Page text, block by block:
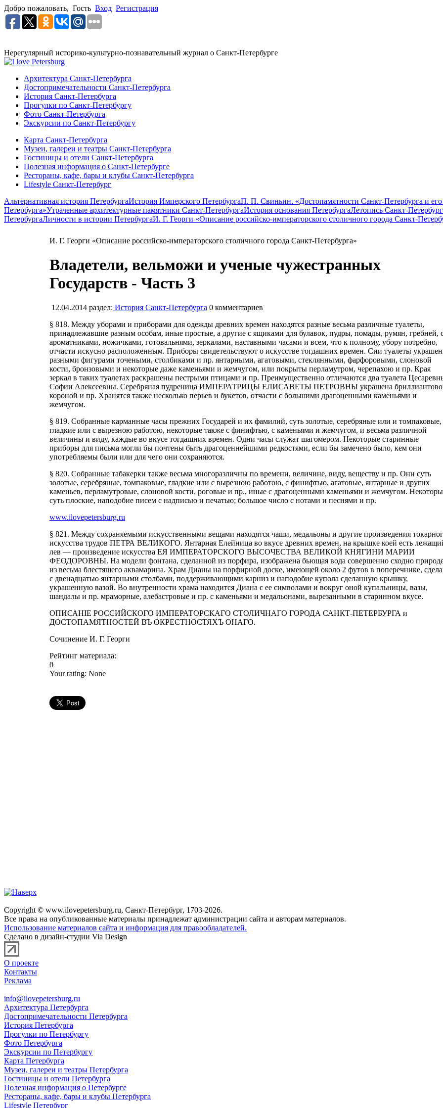
Добро пожаловать, Гость Вход Регистрация
Нерегулярный историко-культурно-познавательный журнал о Санкт-Петербурге
Архитектура Санкт-Петербурга
Достопримечательности Санкт-Петербурга
История Санкт-Петербурга
Прогулки по Санкт-Петербургу
Фото Санкт-Петербурга
Экскурсии по Санкт-Петербургу
Карта Санкт-Петербурга
Музеи, галереи и театры Санкт-Петербурга
Гостиницы и отели Санкт-Петербурга
Полезная информация о Санкт-Петербурге
Рестораны, кафе, бары и клубы Санкт-Петербурга
Lifestyle Санкт-Петербург
Альтернативная история ПетербургаИстория Имперского ПетербургаП. П. Свиньин. «Достопамятности Санкт-Петербурга и его
Петербурга»Утраченные архитектурные памятники Санкт-ПетербургаИстория основания ПетербургаЛетопись Санкт-
ПетербургаЛичности в истории ПетербургаИ. Г. Георги «Описание российско-императорского столичного города Санкт-
И. Г. Георги «Описание российско-императорского столичного города Санкт-Петербурга»
Владетели, вельможи и ученые чужестранных
Государств - Часть 3
12.04.2014 раздел: История Санкт-Петербурга 0 комментариев
§ 818. Между уборами и приборами для одежды древних времен находятся разные весьма различные туалеты,
принадлежавшие разным особам, иные простые, а другие с ящиками для булавок, пудры, помады, румян, гребней,
ароматниками, ножичками, готовальнями, зеркалами, наставными часами и всем, что к полному, убору потребно,
отчасти искусно расположенным. Приборы свидетельствуют о искусстве тогдашних времен. Сии туалеты
разными фигурами точеными, столбиками и пр. янтарными, агатовыми, стеклянными, фарфоровыми, слоновой
кости, бронзовыми и некоторые даже каменьями и жемчугом, или покрыты перламутром, черепахою и пр. Края
зеркал в таких туалетах раскрашены пестрыми птицами и пр. Преимущественно отличаются два туалета
Софии Алексеевны. Серебряная пудреница ИМПЕРАТРИЦЫ ЕЛИСАВЕТЫ ПЕТРОВНЫ украшена
короной и пр. Хранятся также несколько перьев и букетов, отчасти с большими драгоценными каменьями и
жемчугом.
§ 819. Собранные карманные часы прежних Государей и их фамилий, суть золотые, серебряные или и томпаковые,
гладкие или с вырезною работою, некоторые также с финифтью, с каменьями и жемчугом, и весьма различной
величины и виду, каждые во вкусе тогдашних времен. Одни часы служат шагомером. Некоторые старинные
приборы для письма могли бы почтены быть драгоценнейшими редкостями, если бы замечено было, кем они
употребляемы были или для чего они сохраняются.
§ 820. Собранные табакерки также весьма многоразличны по времени, величине, виду, веществу и пр. Они суть
золотые, серебряные, томпаковые, гладкие или с вырезною работою, с финифтью, агатовые, янтарные и других
каменьев, перламутровые, слоновой кости, роговые и пр., иные с драгоценными каменьями и жемчугом.
суть плоские, наподобие писем с надписью и печатью; большое число с нотами и песнями и пр.
www.ilovepetersburg.ru
§ 821. Между сохраняемыми искусственными вещами находятся чаши, медальоны и другие произведения
искусства трудов ПЕТРА ВЕЛИКОГО. Янтарная Елейница во вкусе древних времен, на крышке коей есть
лев — произведение искусства ЕЯ ИМПЕРАТОРСКОГО ВЫСОЧЕСТВА ВЕЛИКОЙ КНЯГИНИ МАРИИ
ФЕОДОРОВНЫ. На модели фонтана, сделанной из порфира, изображена бьющая вода совершенно сходно
из весьма блестящего аквамарина. Храм Дианы на порфирной доске, имеющей около 2 футов в поперечнике,
с двенадцатью янтарными столбами, поддерживающими карниз и наподобие купола сделанную крышку,
украшенную вазой. Во внутренности храма находится Диана с ее символами и вокруг оной купальницы, вазы,
шандалы и пр. мраморные, алебастровые и пр. с каменьями и медальонами, вырезанными в старинном вкусе.
ОПИСАНIЕ РОССИЙСКОГО ИМПЕРАТОРСКАГО СТОЛИЧНАГО ГОРОДА САНКТ-ПЕТЕРБУРГА и
ДОСТОПАМЯТНОСТЕЙ ВЪ ОКРЕСТНОСТЯХЪ ОНАГО.
Сочинение И. Г. Георги
Рейтинг материала:
0
Your rating: None
Copyright © www.ilovepetersburg.ru, Санкт-Петербург, 1703-2026.
Все права на опубликованные материалы принадлежат администрации сайта и авторам материалов.
Использование материалов сайта и информация для правообладателей.
Сделано в дизайн-студии Via Design
О проекте
Контакты
Реклама
info@ilovepetersburg.ru
Архитектура Петербурга
Достопримечательности Петербурга
История Петербурга
Прогулки по Петербургу
Фото Петербурга
Экскурсии по Петербургу
Карта Петербурга
Музеи, галереи и театры Петербурга
Гостиницы и отели Петербурга
Полезная информация о Петербурге
Рестораны, кафе, бары и клубы Петербурга
Lifestyle Петербург